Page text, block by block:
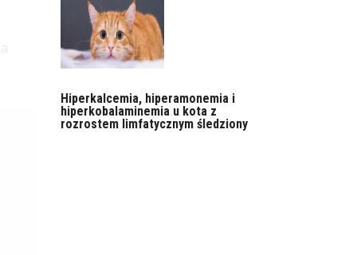
Hiperkalcemia, hiperamonemia i
hiperkobalaminemia u kota z
rozrostem limfatycznym śledziony